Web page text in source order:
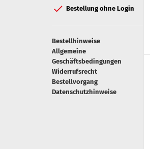
Bestellung ohne Login
Bestellhinweise
Allgemeine
Geschäftsbedingungen
Widerrufsrecht
Bestellvorgang
Datenschutzhinweise